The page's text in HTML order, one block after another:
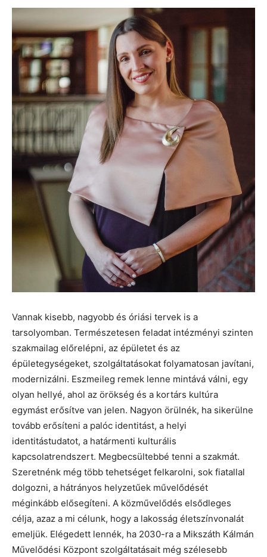
Vannak kisebb, nagyobb és óriási tervek is a
tarsolyomban. Természetesen feladat intézményi szinten
szakmailag előrelépni, az épületet és az
épületegységeket, szolgáltatásokat folyamatosan javítani,
modernizálni. Eszmeileg remek lenne mintává válni, egy
olyan hellyé, ahol az örökség és a kortárs kultúra
egymást erősítve van jelen. Nagyon örülnék, ha sikerülne
tovább erősíteni a palóc identitást, a helyi
identitástudatot, a határmenti kulturális
kapcsolatrendszert. Megbecsültebbé tenni a szakmát.
Szeretnénk még több tehetséget felkarolni, sok fiatallal
dolgozni, a hátrányos helyzetűek művelődését
méginkább elősegíteni. A közművelődés elsődleges
célja, azaz a mi célunk, hogy a lakosság életszínvonalát
emeljük. Elégedett lennék, ha 2030-ra a Mikszáth Kálmán
Művelődési Központ szolgáltatásait még szélesebb